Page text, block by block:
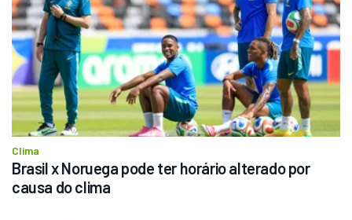
Clima
Brasil x Noruega pode ter horário alterado por
causa do clima